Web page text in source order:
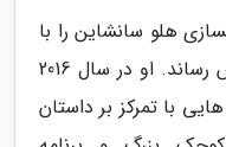
کمپانی فیلمسازی هلو سانشاین را با
قراردادی 900 میلیون دلاری به فروش رساند. او در سال 2016
با تمرکز بر داستان